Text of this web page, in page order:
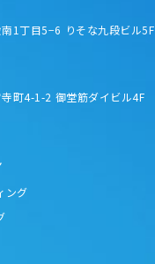
1丁目5−6 りそな九段ビル5F
町4-1-2 御堂筋ダイビル4F
ング